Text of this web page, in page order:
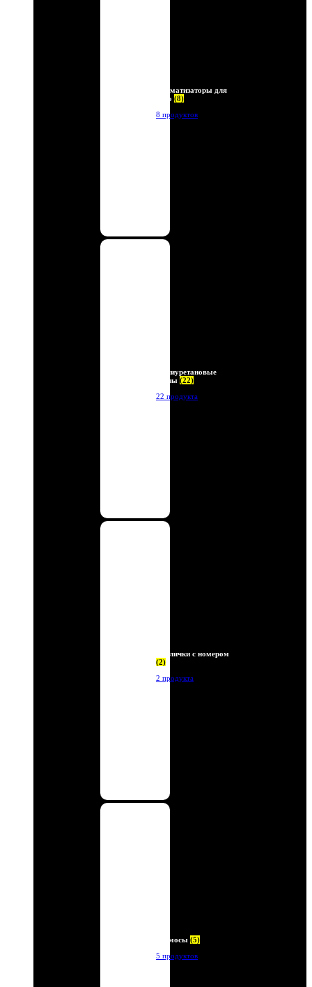
Ароматизаторы для
авто (8)
8 продуктов
Полиуретановые
линзы (22)
22 продукта
Таблички с номером
(2)
2 продукта
Термосы (5)
5 продуктов